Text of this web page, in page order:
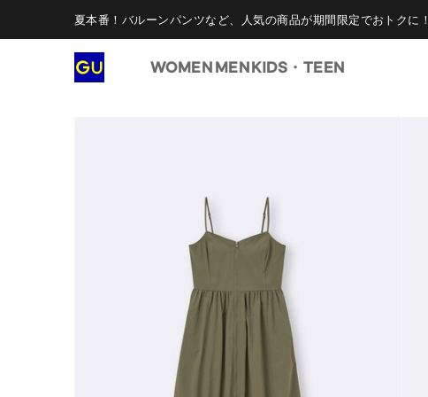
夏本番！バルーンパンツなど、人気の商品が期間限定でおトクに！
WOMEN MENKIDS・TEEN